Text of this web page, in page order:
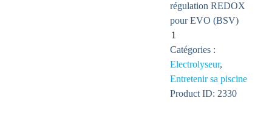
régulation REDOX
pour EVO (BSV)
Catégories :
Electrolyseur,
Entretenir sa piscine
Product ID: 2330